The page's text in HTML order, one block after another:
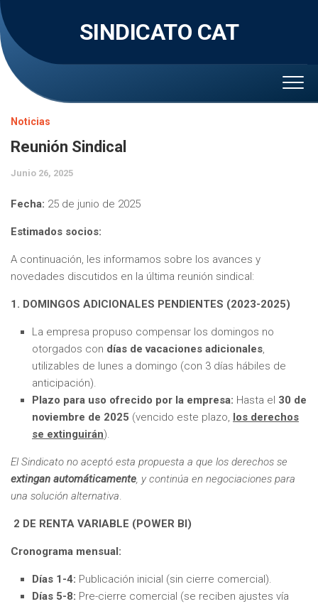
Skip
to
content
SINDICATO CAT
Noticias
Reunión Sindical
Junio 26, 2025
Fecha: 25 de junio de 2025
Estimados socios:
A continuación, les informamos sobre los avances y
novedades discutidos en la última reunión sindical:
1. DOMINGOS ADICIONALES PENDIENTES (2023-2025)
La empresa propuso compensar los domingos no
otorgados con días de vacaciones adicionales,
utilizables de lunes a domingo (con 3 días hábiles de
anticipación).
Plazo para uso ofrecido por la empresa: Hasta el 30 de
noviembre de 2025 (vencido este plazo, los derechos
se extinguirán).
El Sindicato no aceptó esta propuesta a que los derechos se
extingan automáticamente, y continúa en negociaciones para
una solución alternativa.
2 DE RENTA VARIABLE (POWER BI)
Cronograma mensual:
Días 1-4: Publicación inicial (sin cierre comercial).
Días 5-8: Pre-cierre comercial (se reciben ajustes vía